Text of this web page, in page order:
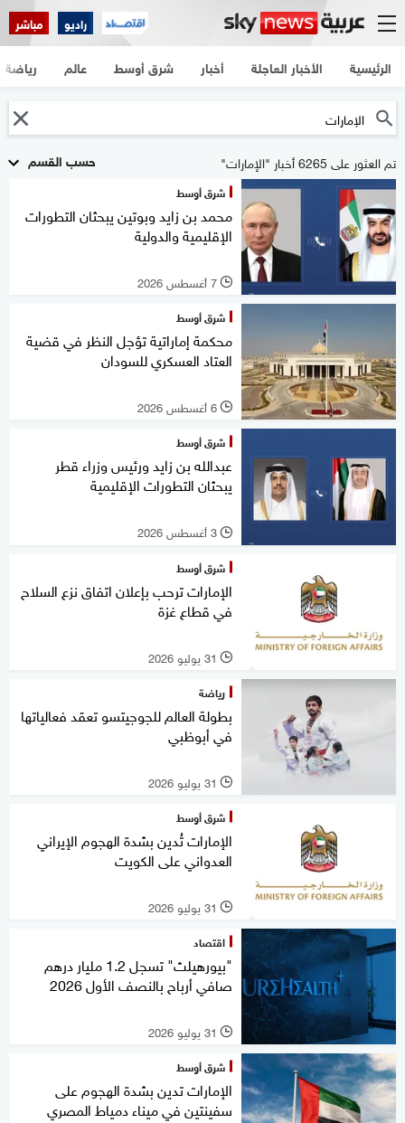
راديو مباشر
الرئيسية الأخبار العاجلة أخبار شرق أوسط عالم رياضة
حسب القسم تم العثور على 6265 أخبار "الإمارات"
شرق أوسط
محمد بن زايد وبوتين يبحثان التطورات
الإقليمية والدولية
l 7 أغسطس 2026
شرق أوسط
محكمة إماراتية تؤجل النظر في قضية
العتاد العسكري للسودان
l 6 أغسطس 2026
شرق أوسط
عبدالله بن زايد ورئيس وزراء قطر
يبحثان التطورات الإقليمية
l 3 أغسطس 2026
شرق أوسط
الإمارات ترحب بإعلان اتفاق نزع السلاح
في قطاع غزة
l 31 يوليو 2026
رياضة
بطولة العالم للجوجيتسو تعقد فعالياتها
في أبوظبي
l 31 يوليو 2026
شرق أوسط
الإمارات تُدين بشدة الهجوم الإيراني
العدواني على الكويت
l 31 يوليو 2026
اقتصاد
"بيورهيلث" تسجل 1.2 مليار درهم
صافي أرباح بالنصف الأول 2026
l 31 يوليو 2026
شرق أوسط
الإمارات تدين بشدة الهجوم على
سفينتين في ميناء دمياط المصري